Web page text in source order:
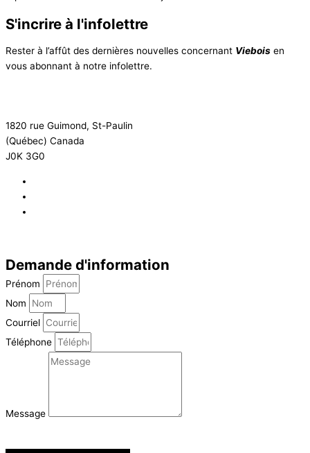
S'incrire à l'infolettre
Rester à l’affût des dernières nouvelles concernant Viebois en
vous abonnant à notre infolettre.
1820 rue Guimond, St-Paulin
(Québec) Canada
J0K 3G0
Demande d'information
Prénom
Nom
Courriel
Téléphone
Message